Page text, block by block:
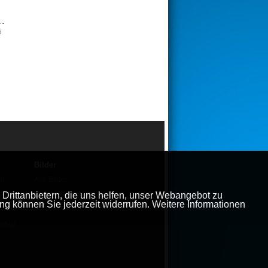
die uns helfen, unser Webangebot zu
können Sie jederzeit widerrufen. Weitere Informationen